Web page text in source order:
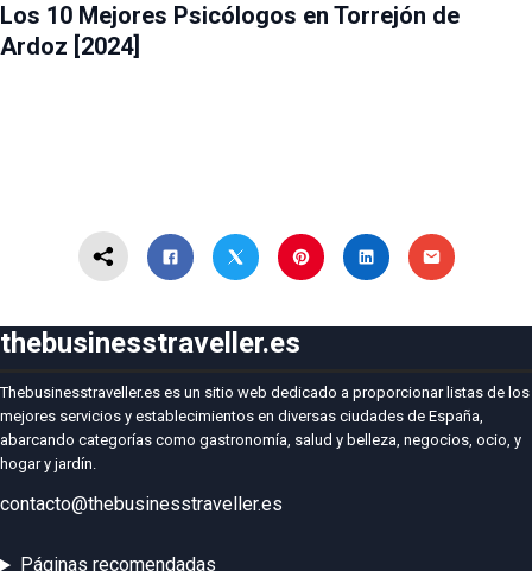
Los 10 Mejores Psicólogos en Torrejón de
Ardoz [2024]
thebusinesstraveller.es
Thebusinesstraveller.es es un sitio web dedicado a proporcionar listas de los
mejores servicios y establecimientos en diversas ciudades de España,
abarcando categorías como gastronomía, salud y belleza, negocios, ocio, y
hogar y jardín.
contacto@thebusinesstraveller.es
Páginas recomendadas